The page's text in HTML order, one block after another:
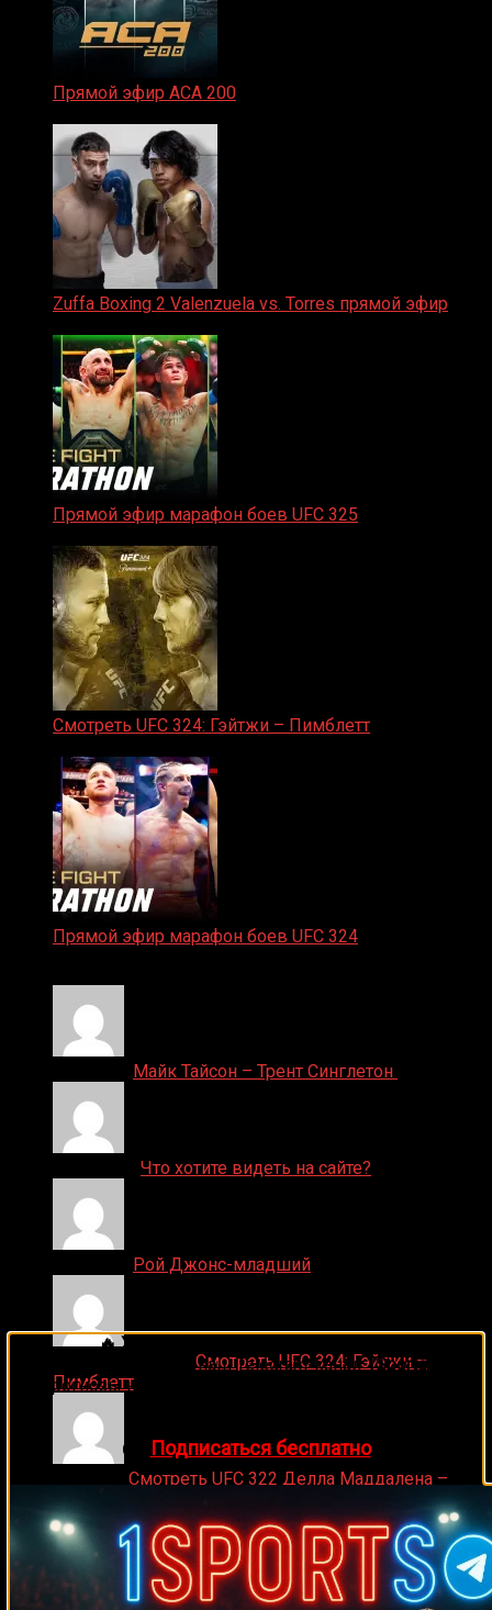
Прямой эфир ACA 200
Zuffa Boxing 2 Valenzuela vs. Torres прямой эфир
Прямой эфир марафон боев UFC 325
Смотреть UFC 324: Гэйтжи – Пимблетт
Прямой эфир марафон боев UFC 324
Майк Тайсон – Трент Синглетон
Что хотите видеть на сайте?
Рой Джонс-младший
Смотреть UFC 324: Гэйтжи –
Пимблетт
Смотреть UFC 322 Делла Маддалена –
Махачев
Случайные боксеры
Рой Ритчи Джамалл Эммерс Nikolas Motta Джеймс Гэйнс Энрике
Жан-Марк Мормек Алекс Перес Ларри О’Шилдс Сэмми
🔥 Хочешь зарабатывать на спорте?
Подписывайся на наш Telegram-канал1Sports
прогнозы на единоборства и другие виды спорта
👉 Подписаться бесплатно